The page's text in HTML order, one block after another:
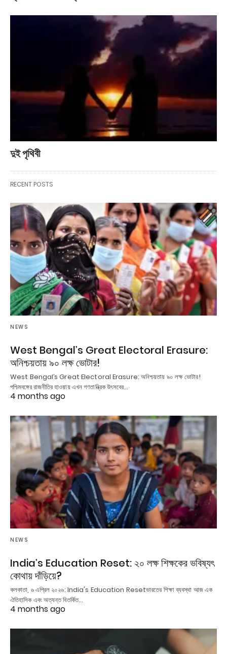
দুই পৃথিবী
RECENT POSTS
NEWS
West Bengal’s Great Electoral Erasure:
অনিশ্চয়তায় ৯০ লক্ষ ভোটার!
West Bengal’s Great Electoral Erasure: অনিশ্চয়তায় ৯০ লক্ষ ভোটার!
পশ্চিমবঙ্গের রাজনীতির হাওয়ায় এখন গণতান্ত্রিক উৎসবের…
4 months ago
NEWS
India’s Education Reset: ২০ লক্ষ শিক্ষকের ভবিষ্যৎ
কোথায় দাঁড়িয়ে?
কলকাতা, ৬ এপ্রিল ২০২৬: India's Education Resetভারতের শিক্ষা ব্যবস্থা আজ এক
ঐতিহাসিক এবং অত্যন্ত বিতর্কিত…
4 months ago